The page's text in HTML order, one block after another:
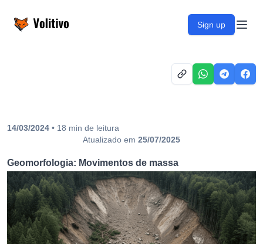
Volitivo Sign up
14/03/2024 • 18 min de leitura
Atualizado em 25/07/2025
Geomorfologia: Movimentos de massa